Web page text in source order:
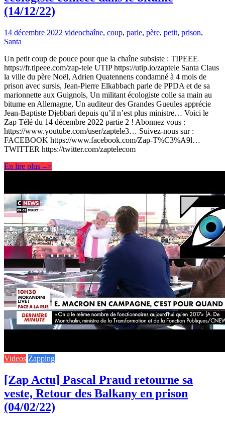
(14/12/22)
14 décembre 2022 videochaîne, coup, parle, père, petit, prison,
Santa
Un petit coup de pouce pour que la chaîne subsiste : TIPEEE
https://fr.tipeee.com/zap-tele UTIP https://utip.io/zaptele Santa Claus
la ville du père Noël, Adrien Quatennens condamné à 4 mois de
prison avec sursis, Jean-Pierre Elkabbach parle de PPDA et de sa
marionnette aux Guignols, Un militant écologiste colle sa main au
bitume en Allemagne, Un auditeur des Grandes Gueules apprécie
Jean-Baptiste Djebbari depuis qu’il n’est plus ministre… Voici le
Zap Télé du 14 décembre 2022 partie 2 ! Abonnez vous :
https://www.youtube.com/user/zaptele3… Suivez-nous sur :
FACEBOOK https://www.facebook.com/Zap-T%C3%A9l…
TWITTER https://twitter.com/zaptelecom
En lire plus -->
Videos Zapping
[Zap Actu] Pascal Praud retourne sa
veste, Retour des Balkany en prison
(04/02/22)